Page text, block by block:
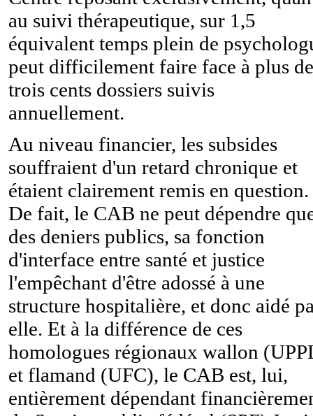
au suivi thérapeutique, sur 1,5
équivalent temps plein de
peut difficilement faire face à plus de
trois cents dossiers suivis
annuellement.
Au niveau financier, les subsides
souffraient d'un retard chronique et
étaient clairement remis en question.
De fait, le CAB ne peut dépendre
des deniers publics, sa fonction
d'interface entre santé et justice
l'empêchant d'être adossé à une
structure hospitalière, et donc aidé
elle. Et à la différence de ces
homologues régionaux wallon
et flamand (UFC), le CAB est, lui,
entièrement dépendant